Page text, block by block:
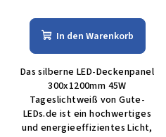
In den Warenkorb
Das silberne LED-Deckenpanel
300x1200mm 45W
Tageslichtweiß von Gute-
LEDs.de ist ein hochwertiges
und energieeffizientes Licht,